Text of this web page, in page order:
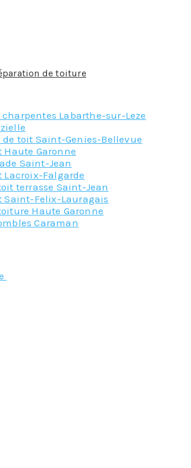
de toitureou l’entretien du toit
Labarthe-sur-Leze
de toit Saint-Genies-Bellevue
Garonne
Saint-Jean
Lacroix-Falgarde
terrasse Saint-Jean
Saint-Felix-Lauragais
Haute Garonne
Caraman